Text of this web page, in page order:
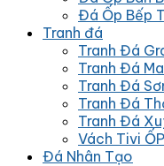
Đá Ốp Bếp
Tranh đá
Tranh Đá
Tranh Đá
Tranh Đá
Tranh Đá
Tranh Đá
Vách Tivi
Đá Nhân Tạo